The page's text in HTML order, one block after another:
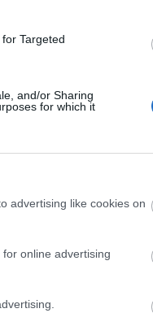
Targeted
and/or Sharing
for which it
advertising like cookies on
online advertising
χωρίς
διαφοράς.
και
της
και οι